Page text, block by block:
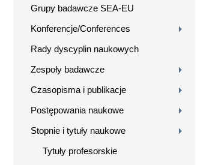
Grupy badawcze SEA-EU
Konferencje/Conferences
Rady dyscyplin naukowych
Zespoły badawcze
Czasopisma i publikacje
Postępowania naukowe
Stopnie i tytuły naukowe
Tytuły profesorskie